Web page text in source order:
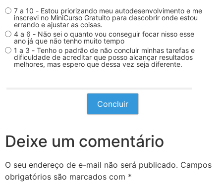
7 a 10 - Estou priorizando meu autodesenvolvimento e me
inscrevi no MiniCurso Gratuito para descobrir onde estou
errando e ajustar as coisas.
4 a 6 - Não sei o quanto vou conseguir focar nisso esse
ano já que não tenho muito tempo
1 a 3 - Tenho o padrão de não concluir minhas tarefas e
dificuldade de acreditar que posso alcançar resultados
melhores, mas espero que dessa vez seja diferente.
Deixe um comentário
O seu endereço de e-mail não será publicado. Campos
obrigatórios são marcados com *